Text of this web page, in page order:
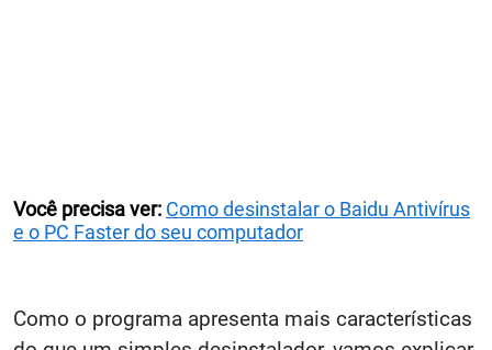
Você precisa ver: Como desinstalar o Baidu Antivírus
e o PC Faster do seu computador
Como o programa apresenta mais características